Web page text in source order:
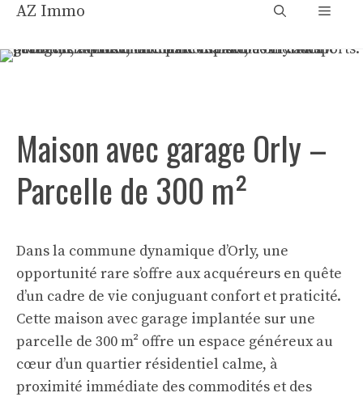
Aller
contenu
AZ Immo Menu
Maison avec garage Orly –
Parcelle de 300 m²
Dans la commune dynamique d’Orly, une
opportunité rare s’offre aux acquéreurs en quête
d’un cadre de vie conjuguant confort et praticité.
Cette maison avec garage implantée sur une
parcelle de 300 m² offre un espace généreux au
cœur d’un quartier résidentiel calme, à
proximité immédiate des commodités et des